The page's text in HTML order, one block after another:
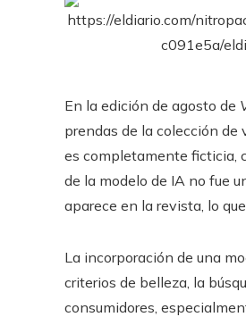
En la edición de agosto de
prendas de la colección de
es completamente ficticia,
de la modelo de IA no fue
aparece en la revista, lo
La incorporación de una
criterios de belleza, la
consumidores,